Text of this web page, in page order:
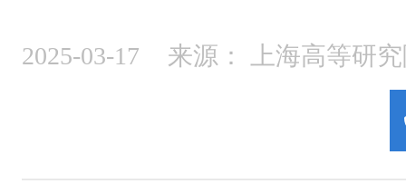
2025-03-17 来源： 上海高等研